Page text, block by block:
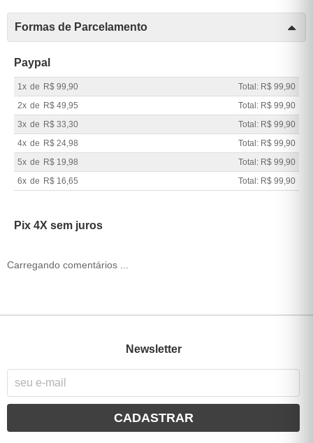
Formas de Parcelamento
Paypal
1x de R$ 99,90
Total: R$ 99,90
2x de R$ 49,95
Total: R$ 99,90
3x de R$ 33,30
Total: R$ 99,90
4x de R$ 24,98
Total: R$ 99,90
5x de R$ 19,98
Total: R$ 99,90
6x de R$ 16,65 Total: R$ 99,90
Pix 4X sem juros
Carregando comentários ...
Newsletter
CADASTRAR